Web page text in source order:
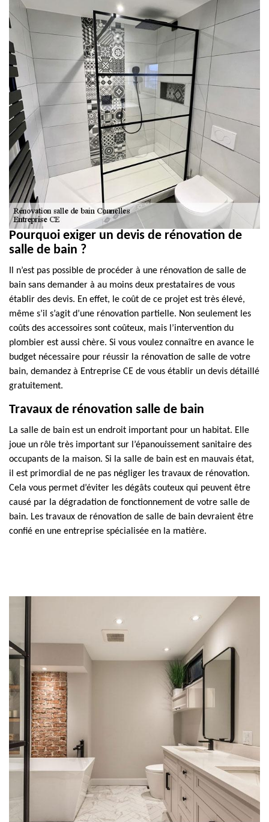
Pourquoi exiger un devis de rénovation de
salle de bain ?
Il n’est pas possible de procéder à une rénovation de salle de
bain sans demander à au moins deux prestataires de vous
établir des devis. En effet, le coût de ce projet est très élevé,
même s’il s’agit d’une rénovation partielle. Non seulement les
coûts des accessoires sont coûteux, mais l’intervention du
plombier est aussi chère. Si vous voulez connaître en avance le
budget nécessaire pour réussir la rénovation de salle de votre
bain, demandez à Entreprise CE de vous établir un devis détaillé
gratuitement.
Travaux de rénovation salle de bain
La salle de bain est un endroit important pour un habitat. Elle
joue un rôle très important sur l’épanouissement sanitaire des
occupants de la maison. Si la salle de bain est en mauvais état,
il est primordial de ne pas négliger les travaux de rénovation.
Cela vous permet d’éviter les dégâts couteux qui peuvent être
causé par la dégradation de fonctionnement de votre salle de
bain. Les travaux de rénovation de salle de bain devraient être
confié en une entreprise spécialisée en la matière.